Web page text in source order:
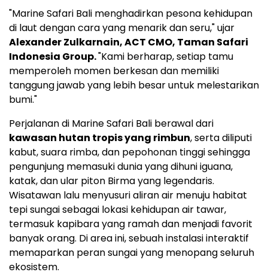
"Marine Safari Bali menghadirkan pesona kehidupan
di laut dengan cara yang menarik dan seru," ujar
Alexander Zulkarnain, ACT CMO, Taman Safari
Indonesia Group."Kami berharap, setiap tamu
memperoleh momen berkesan dan memiliki
tanggung jawab yang lebih besar untuk melestarikan
bumi."
Perjalanan di Marine Safari Bali berawal dari
kawasan hutan tropis yang rimbun, serta diliputi
kabut, suara rimba, dan pepohonan tinggi sehingga
pengunjung memasuki dunia yang dihuni iguana,
katak, dan ular piton Birma yang legendaris.
Wisatawan lalu menyusuri aliran air menuju habitat
tepi sungai sebagai lokasi kehidupan air tawar,
termasuk kapibara yang ramah dan menjadi favorit
banyak orang. Di area ini, sebuah instalasi interaktif
memaparkan peran sungai yang menopang seluruh
ekosistem.